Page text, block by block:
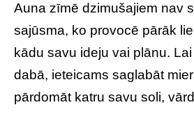
Auna zīmē dzimušajiem nav
sajūsma, ko provocē pārāk
kādu savu ideju vai plānu.
dabā, ieteicams saglabāt
pārdomāt katru savu soli,